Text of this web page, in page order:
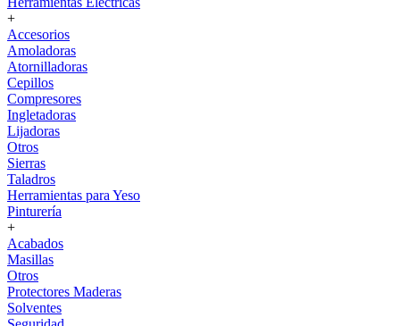
+
Accesorios
Amoladoras
Atornilladoras
Cepillos
Compresores
Ingletadoras
Lijadoras
Otros
Sierras
Taladros
Herramientas para Yeso
Pinturería
+
Acabados
Masillas
Otros
Protectores Maderas
Solventes